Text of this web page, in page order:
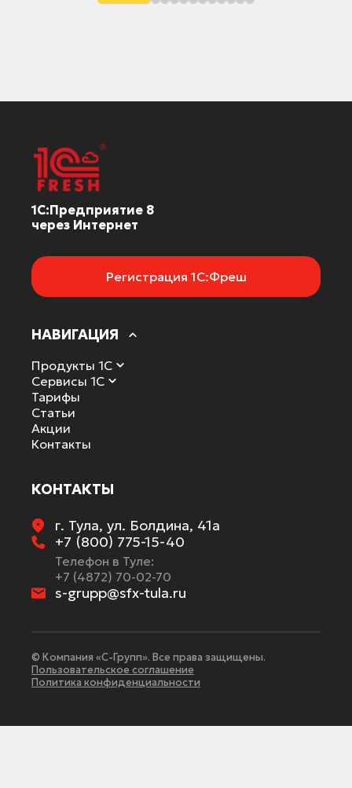
1С:Предприятие 8
через Интернет
Регистрация 1С:Фреш
НАВИГАЦИЯ
Продукты 1С
Сервисы 1С
Тарифы
Статьи
Акции
Контакты
КОНТАКТЫ
г. Тула, ул. Болдина, 41а
+7 (800) 775-15-40
Телефон в Туле:
+7 (4872) 70-02-70
s-grupp@sfx-tula.ru
© Компания «С-Групп». Все права защищены.
Пользовательское соглашение
Политика конфиденциальности